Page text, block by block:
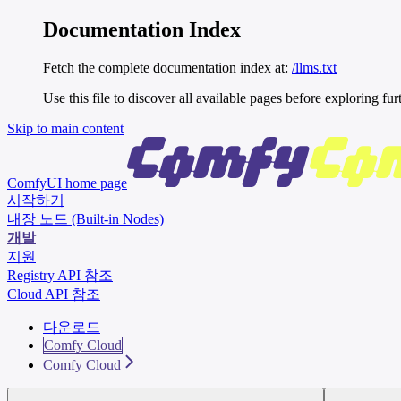
Documentation Index
Fetch the complete documentation index at: /llms.txt
Use this file to discover all available pages before exploring
Skip to main content
ComfyUI home page
시작하기
내장 노드 (Built-in Nodes)
개발
지원
Registry API 참조
Cloud API 참조
다운로드
Comfy Cloud
Comfy Cloud